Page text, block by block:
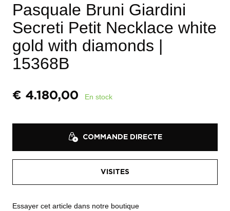
Pasquale Bruni Giardini
Secreti Petit Necklace white
gold with diamonds |
15368B
€ 4.180,00 En stock
COMMANDE DIRECTE
VISITES
Essayer cet article dans notre boutique